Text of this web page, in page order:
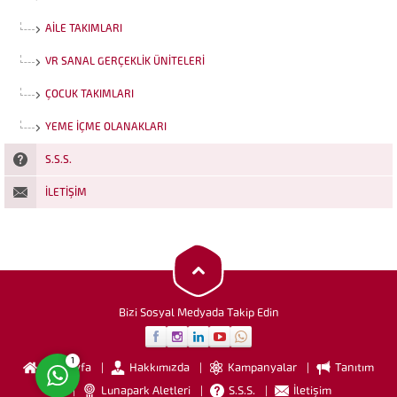
AILE TAKIMLARI
VR SANAL GERÇEKLIK ÜNITELERI
ÇOCUK TAKIMLARI
YEME İÇME OLANAKLARI
S.S.S.
İLETIŞIM
Bizi Sosyal Medyada Takip Edin
Anasayfa Hakkımızda Kampanyalar
Tanıtım
Lunapark Aletleri
S.S.S. İletişim
1